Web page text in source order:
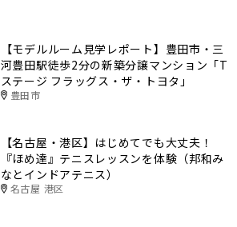
【モデルルーム見学レポート】豊田市・三
河豊田駅徒歩2分の新築分譲マンション「T
ステージ フラッグス・ザ・トヨタ」
豊田市
【名古屋・港区】はじめてでも大丈夫！
『ほめ達』テニスレッスンを体験（邦和み
なとインドアテニス）
名古屋 港区